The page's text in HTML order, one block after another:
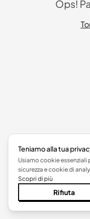
Ops!
Teniamo alla tua
Usiamo cookie
sicurezza e cookie di
Scopri di più
Rifiuta